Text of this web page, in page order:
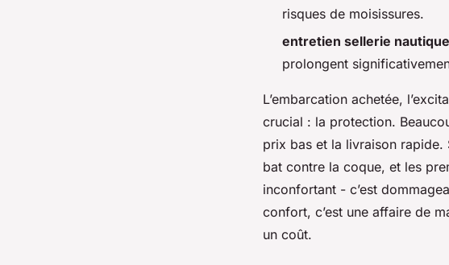
risques de moisissures.
entretien sellerie nautique
prolongent
L’embarcation achetée,
crucial : la protection.
prix bas et la livraison rapide.
bat contre la coque, et les
inconfortant - c’est
confort, c’est une affaire de
un coût.